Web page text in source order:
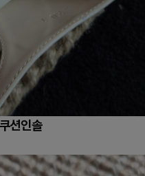
션인솔